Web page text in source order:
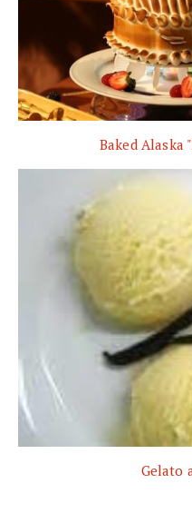
Baked Alaska
Gelato